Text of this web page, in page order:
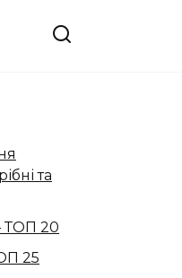
та
ТОП 20
25